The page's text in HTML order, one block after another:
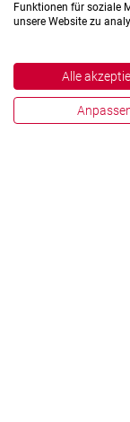
Funktionen für soziale
unsere Website zu
Alle